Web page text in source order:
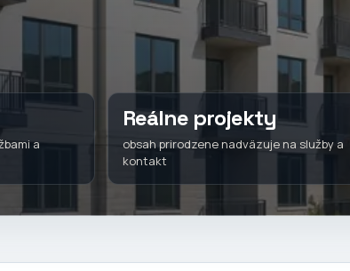
a
Reálne projekty
obsah prirodzene nadväzuje na služby a
kontakt